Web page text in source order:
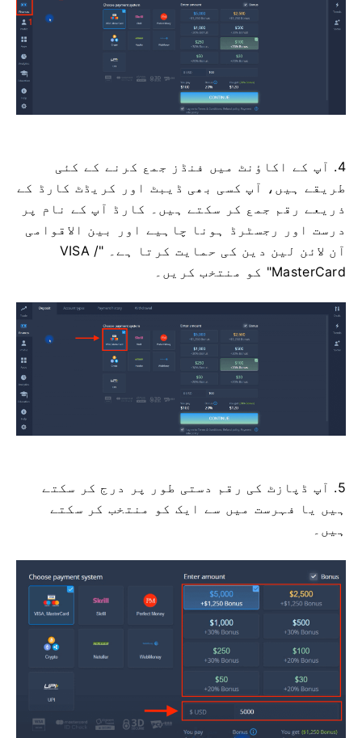
4. آپ کے اکاؤنٹ میں فنڈز جمع کرنے کے کئی
طریقے ہیں، آپ کسی بھی ڈیبٹ اور کریڈٹ کارڈ کے
ذریعے رقم جمع کر سکتے ہیں۔ کارڈ آپ کے نام پر
درست اور رجسٹرڈ ہونا چاہیے اور بین الاقوامی
آن لائن لین دین کی حمایت کرتا ہے۔ "VISA /
MasterCard" کو منتخب کریں۔
5. آپ ڈپازٹ کی رقم دستی طور پر درج کر سکتے
ہیں یا فہرست میں سے ایک کو منتخب کر سکتے
ہیں۔